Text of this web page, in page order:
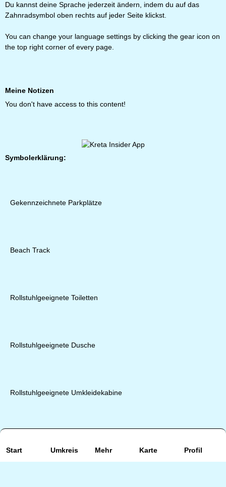
Start Umkreis Mehr Karte Profil
Du kannst deine Sprache jederzeit ändern, indem du auf das
Zahnradsymbol oben rechts auf jeder Seite klickst.
You can change your language settings by clicking the gear icon on
the top right corner of every page.
Meine Notizen
You don't have access to this content!
Symbolerklärung:
Gekennzeichnete Parkplätze
Beach Track
Rollstuhlgeeignete Toiletten
Rollstuhlgeeignete Dusche
Rollstuhlgeeignete Umkleidekabine